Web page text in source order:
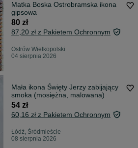
Matka Boska Ostrobramska ikona
gipsowa
80 zł
87,20 zł z Pakietem Ochronnym
Ostrów Wielkopolski
04 sierpnia 2026
Mała ikona Święty Jerzy zabijający
smoka (mosiężna, malowana)
54 zł
60,16 zł z Pakietem Ochronnym
Łódź, Śródmieście
08 sierpnia 2026